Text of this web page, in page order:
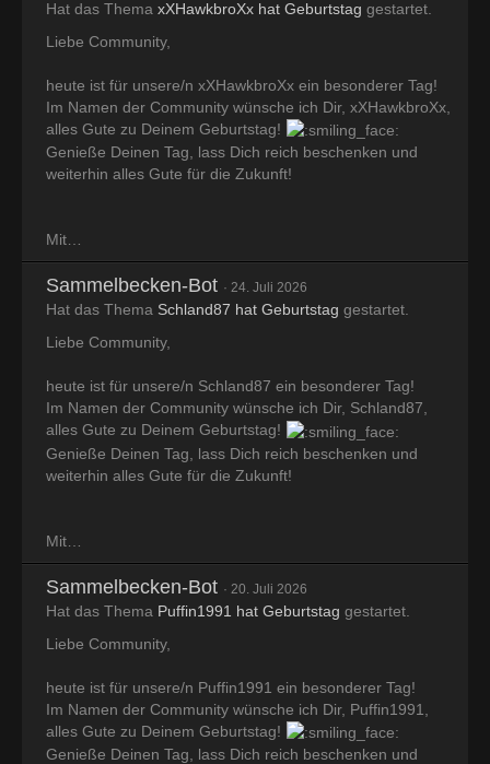
Hat das Thema xXHawkbroXx hat Geburtstag gestartet.
Liebe Community,
heute ist für unsere/n xXHawkbroXx ein besonderer Tag!
Im Namen der Community wünsche ich Dir, xXHawkbroXx,
alles Gute zu Deinem Geburtstag!
Genieße Deinen Tag, lass Dich reich beschenken und
weiterhin alles Gute für die Zukunft!
Mit…
Sammelbecken-Bot 24. Juli 2026
Hat das Thema Schland87 hat Geburtstag gestartet.
Liebe Community,
heute ist für unsere/n Schland87 ein besonderer Tag!
Im Namen der Community wünsche ich Dir, Schland87,
alles Gute zu Deinem Geburtstag!
Genieße Deinen Tag, lass Dich reich beschenken und
weiterhin alles Gute für die Zukunft!
Mit…
Sammelbecken-Bot 20. Juli 2026
Hat das Thema Puffin1991 hat Geburtstag gestartet.
Liebe Community,
heute ist für unsere/n Puffin1991 ein besonderer Tag!
Im Namen der Community wünsche ich Dir, Puffin1991,
alles Gute zu Deinem Geburtstag!
Genieße Deinen Tag, lass Dich reich beschenken und